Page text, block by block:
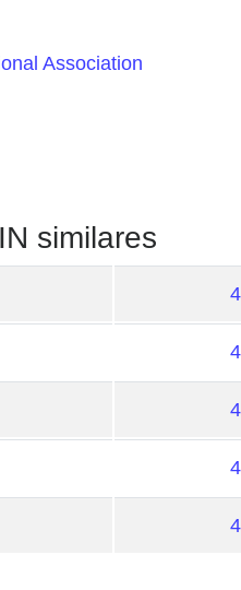
Association
similares